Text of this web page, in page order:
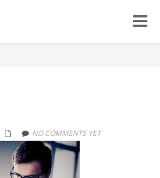
Toggle
NO COMMENTS YET